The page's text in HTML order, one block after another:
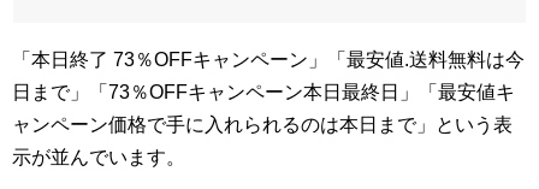
「本日終了 73％OFFキャンペーン‎」「最安値.送料無料は今
日まで」「73％OFFキャンペーン本日最終日‎」「最安値キ
ャンペーン価格で手に入れられるのは本日まで」という表
示が並んでいます。